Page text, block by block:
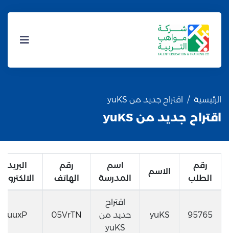
الرئيسية اقتراح جديد من yuKS
اقتراح جديد من yuKS
رقم
الطلب
الاسم
اسم
المدرسة
رقم
الهاتف
البريد
الالكتروني
95765
yuKS
اقتراح
جديد من
yuKS
05VrTN
uuxP